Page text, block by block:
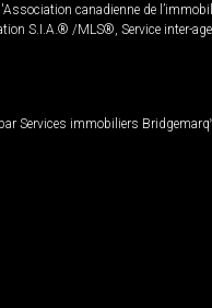
canadienne de
S.I.A.® /MLS®, Service inter-
Services immobiliers Bridgemarq